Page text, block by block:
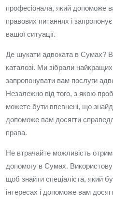
професіонала, який допоможе
правових питаннях і
вашої ситуації.
Де шукати адвоката в Сумах?
каталозі. Ми зібрали найкращих
запропонувати вам послуги
Незалежно від того, з якою
можете бути впевнені, що
допоможе вам досягти
права.
Не втрачайте можливість
допомогу в Сумах.
щоб знайти спеціаліста, який
інтересах і допоможе вам